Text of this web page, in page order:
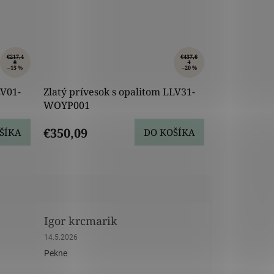
€217,4
8
–15 %
€437,6
1
–20 %
Zlatý prívesok s opalitom LLV31-
WOYP001
€350,09 DO KOŠÍKA
Igor krcmarik
Hodnotenie obchodu je 5 z 5 hviezdičiek.
14.5.2026
Pekne